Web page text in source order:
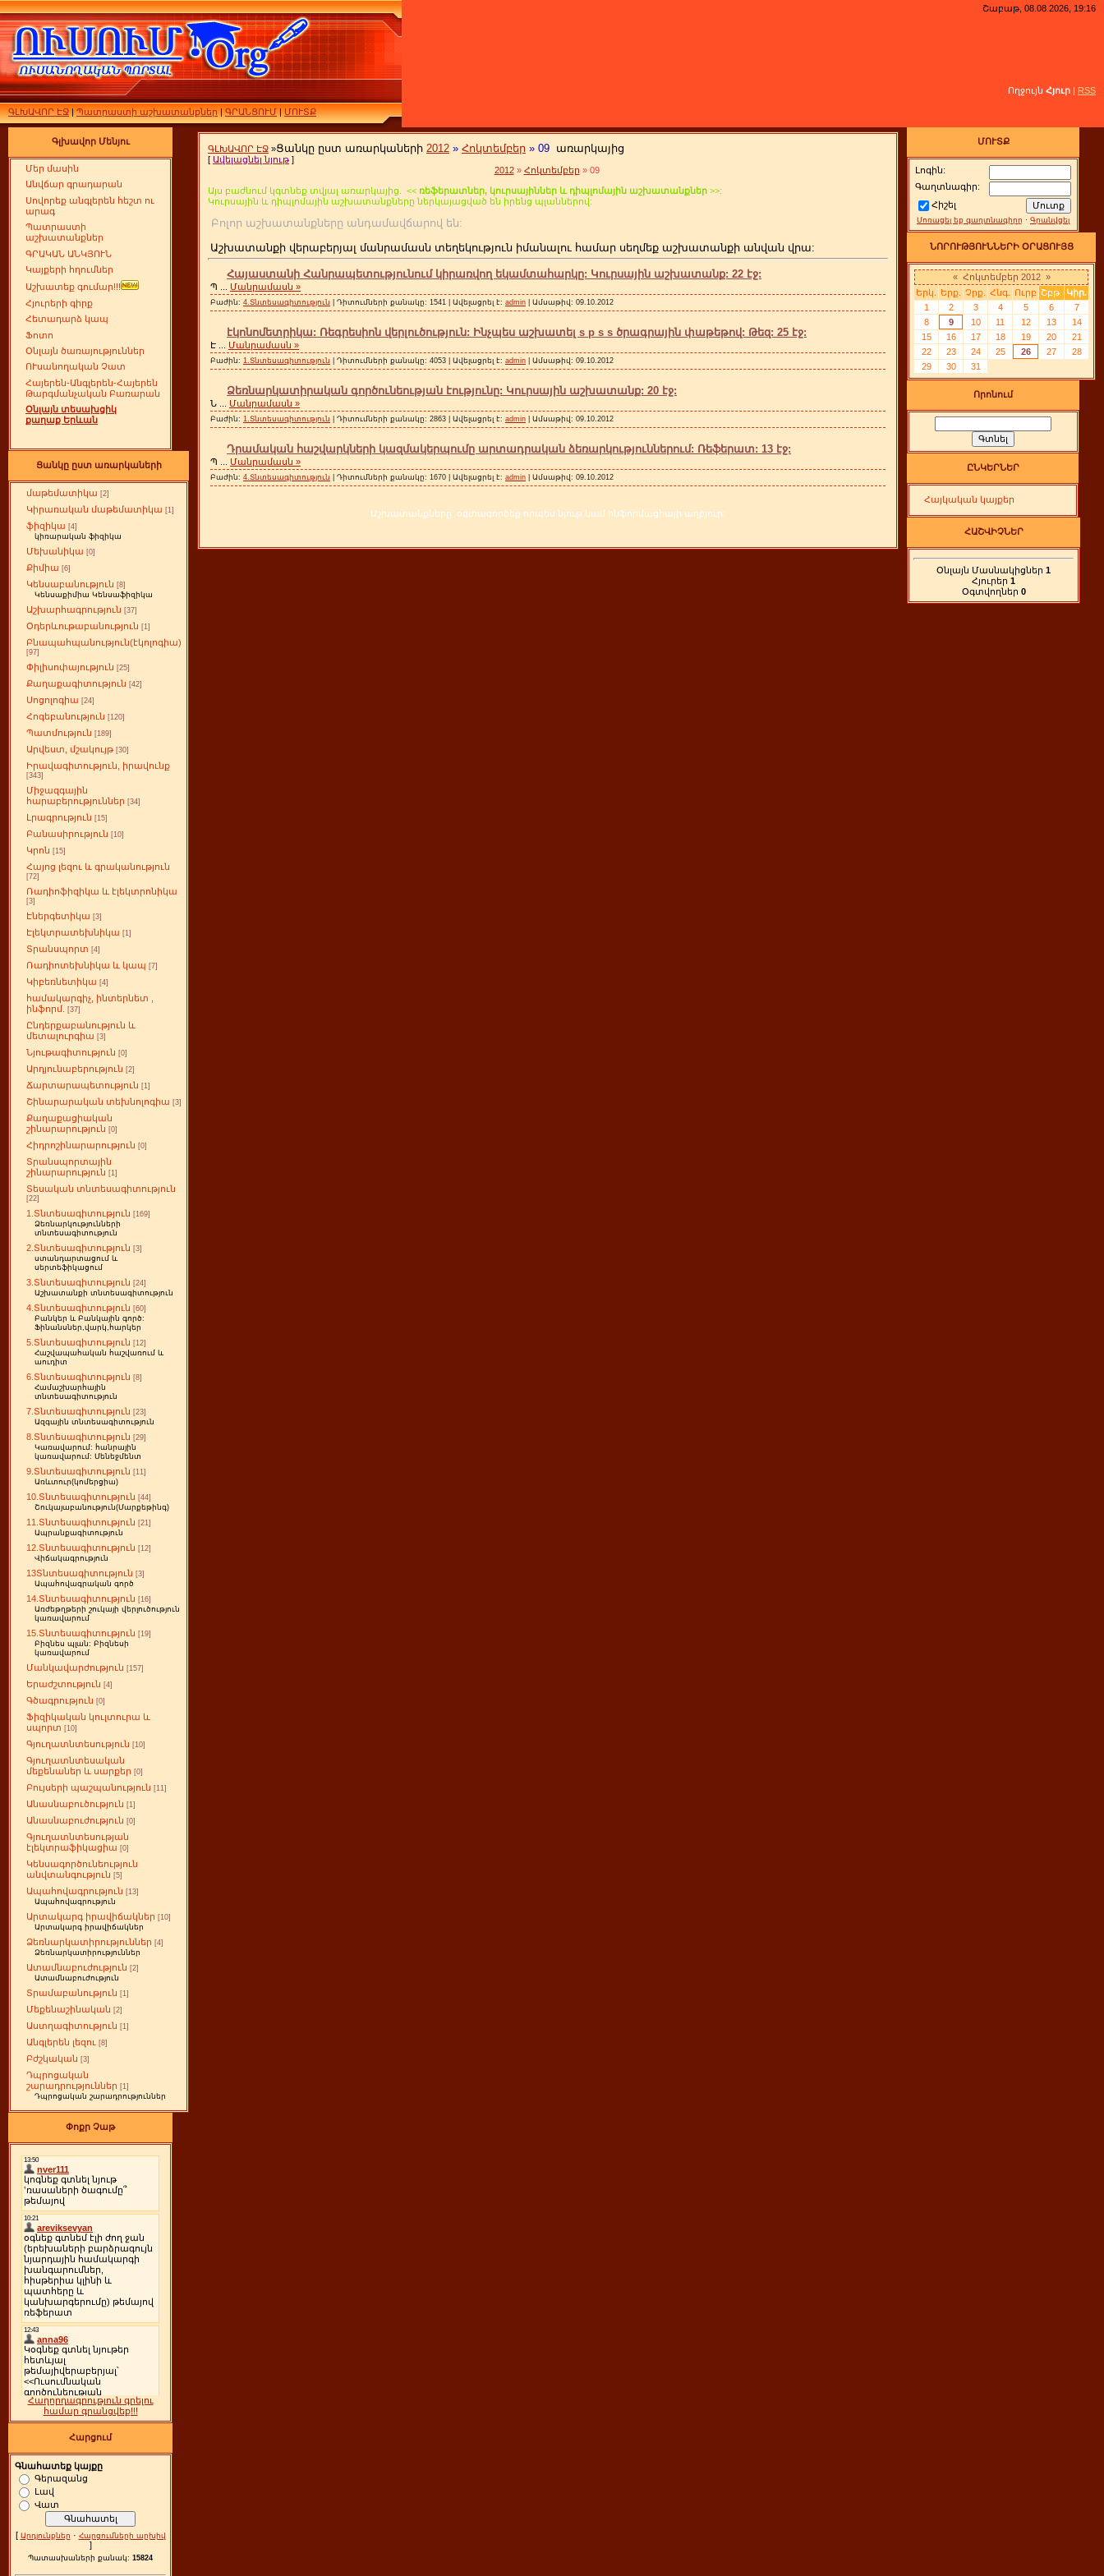
ԳԼԽԱՎՈՐ ԷՋ|Պատրաստի աշխատանքներ|ԳՐԱՆՑՈՒՄ|ՄՈՒՏՔ
Շաբաթ, 08.08.2026, 19:16
Ողջույն Հյուր | RSS
Գլխավոր Մենյու
Մեր մասին
Անվճար գրադարան
Սովորեք անգլերեն հեշտ ու
արագ
Պատրաստի
աշխատանքներ
ԳՐԱԿԱՆ ԱՆԿՅՈՒՆ
Կայքերի հղումներ
Աշխատեք գումար!!!
Հյուրերի գիրք
Հետադարձ կապ
Ֆոտո
Օնլայն ծառայություններ
ՈՒսանողական Չատ
Հայերեն-Անգլերեն-Հայերեն
Թարգմանչական Բառարան
Օնլայն տեսախցիկ
քաղաք Երևան
Ցանկը ըստ առարկաների
մաթեմատիկա [2]
Կիրառական մաթեմատիկա [1]
ֆիզիկա [4]
կիռարական ֆիզիկա
Մեխանիկա [0]
Քիմիա [6]
Կենսաբանություն [8]
Կենսաքիմիա Կենսաֆիզիկա
Աշխարհագրություն [37]
Օդերևութաբանություն [1]
Բնապահպանություն(էկոլոգիա)
[97]
Փիլիսոփայություն [25]
Քաղաքագիտություն [42]
Սոցոլոգիա [24]
Հոգեբանություն [120]
Պատմություն [189]
Արվեստ, մշակույթ [30]
Իրավագիտություն, իրավունք
[343]
Միջազգային
հարաբերություններ [34]
Լրագրություն [15]
Բանասիրություն [10]
Կրոն [15]
Հայոց լեզու և գրականություն
[72]
Ռադիոֆիզիկա և էլեկտրոնիկա
[3]
Էներգետիկա [3]
Էլեկտրատեխնիկա [1]
Տրանսպորտ [4]
Ռադիոտեխնիկա և կապ [7]
Կիբեռնետիկա [4]
համակարգիչ, ինտերնետ ,
ինֆորմ.
[37]
Ընդերքաբանություն և
մետալուրգիա [3]
Նյութագիտություն [0]
Արդյունաբերություն [2]
Ճարտարապետություն [1]
Շինարարական տեխնոլոգիա [3]
Քաղաքացիական
շինարարություն [0]
Հիդրոշինարարություն [0]
Տրանսպորտային
շինարարություն [1]
Տեսական տնտեսագիտություն
[22]
1.Տնտեսագիտություն [169]
Ձեռնարկությունների
տնտեսագիտություն
2.Տնտեսագիտություն [3]
ստանդարտացում և
սերտեֆիկացում
3.Տնտեսագիտություն [24]
Աշխատանքի տնտեսագիտություն
4.Տնտեսագիտություն [60]
Բանկեր և Բանկային գործ:
Ֆինանսներ,վարկ,հարկեր
5.Տնտեսագիտություն [12]
Հաշվապահական հաշվառում և
աուդիտ
6.Տնտեսագիտություն [8]
Համաշխարհային
տնտեսագիտություն
7.Տնտեսագիտություն [23]
Ազգային տնտեսագիտություն
8.Տնտեսագիտություն [29]
Կառավարում: հանրային
կառավարում: Մենեջմենտ
9.Տնտեսագիտություն [11]
Առևտուր(կոմերցիա)
10.Տնտեսագիտություն [44]
Շուկայաբանություն(Մարքեթինգ)
11.Տնտեսագիտություն [21]
Ապրանքագիտություն
12.Տնտեսագիտություն [12]
Վիճակագրություն
13Տնտեսագիտություն [3]
Ապահովագրական գործ
14.Տնտեսագիտություն [16]
Առժեթղթերի շուկայի վերլուծություն
կառավարում
15.Տնտեսագիտություն [19]
Բիզնես պլան: Բիզնեսի
կառավարում
Մանկավարժություն [157]
Երաժշտություն [4]
Գծագրություն [0]
Ֆիզիկական կուլտուրա և
սպորտ [10]
Գյուղատնտեսություն [10]
Գյուղատնտեսական
մեքենաներ և սարքեր [0]
Բույսերի պաշպանություն [11]
Անասնաբուծություն [1]
Անասնաբուժություն [0]
Գյուղատնտեսության
էլեկտրաֆիկացիա [0]
Կենսագործունեություն
անվտանգություն [5]
Ապահովագրություն [13]
Ապահովագրություն
Արտակարգ իրավիճակներ [10]
Արտակարգ իրավիճակներ
Ձեռնարկատիրություններ [4]
Ձեռնարկատիրություններ
Ատամնաբուժություն [2]
Ատամնաբուժություն
Տրամաբանություն [1]
Մեքենաշինական [2]
Աստղագիտություն [1]
Անգլերեն լեզու [8]
Բժշկական [3]
Դպրոցական
շարադրություններ [1]
Դպրոցական շարադրություններ
Փոքր Չաթ
Հաղորդագրություն գրելու
համար գրանցվեք!!!
Հարցում
Գնահատեք կայքը
Գերազանց
Լավ
Վատ
[ Արդյունքներ · Հարցումների արխիվ
]
Պատասխաների քանակ: 15824
ԳԼԽԱՎՈՐ ԷՋ »Ցանկը ըստ առարկաների 2012 » Հոկտեմբեր » 09 առարկայից
[ Ավելացնել նյութ]
2012 » Հոկտեմբեր » 09
Այս բաժնում կգտնեք տվյալ առարկայից. << ռեֆերատներ, կուրսայիններ և դիպլոմային աշխատանքներ >>:
Կուրսային և դիպլոմային աշխատանքները ներկայացված են իրենց պլաններով:
Բոլոր աշխատանքները անդամավճարով են:
Աշխատանքի վերաբերյալ մանրամասն տեղեկություն իմանալու համար սեղմեք աշխատանքի անվան վրա:
Հայաստանի Հանրապետությունում կիրառվող եկամտահարկը: Կուրսային աշխատանք: 22 էջ:
Պ Մանրամասն »
Բաժին: 4.Տնտեսագիտություն | Դիտումների քանակը: 1541 | Ավելացրել է: admin | Ամսաթիվ: 09.10.2012
էկոնոմետրիկա: Ռեգրեսիոն վերլուծություն: Ինչպես աշխատել s p s s ծրագրային փաթեթով: Թեզ: 25 էջ:
Է Մանրամասն »
Բաժին: 1.Տնտեսագիտություն | Դիտումների քանակը: 4053 | Ավելացրել է: admin | Ամսաթիվ: 09.10.2012
Ձեռնարկատիրական գործունեության էությունը: Կուրսային աշխատանք: 20 էջ:
Ն Մանրամասն »
Բաժին: 1.Տնտեսագիտություն | Դիտումների քանակը: 2863 | Ավելացրել է: admin | Ամսաթիվ: 09.10.2012
Դրամական հաշվարկների կազմակերպումը արտադրական ձեռարկություններում: Ռեֆերատ: 13 էջ:
Պ Մանրամասն »
Բաժին: 4.Տնտեսագիտություն | Դիտումների քանակը: 1670 | Ավելացրել է: admin | Ամսաթիվ: 09.10.2012
Աշխատանքները օգտագործեք որպես նյութ կամ ինֆորմացիայի աղբյուր:
ՄՈՒՏՔ
Լոգին:
Գաղտնագիր:
Հիշել
Մոռացել եք գաղտնագիրը · Գրանվցել
ՆՈՐՈՒԹՅՈՒՆՆԵՐԻ ՕՐԱՑՈՒՅՑ
« Հոկտեմբեր 2012 »
Երկ.
Երք. Չրք. Հնգ. Ուրբ Շբթ.
Կիր.
1
2 3 4 5 6
7
8
9 10 11 12 13
14
15
16 17 18 19 20
21
22
23 24 25 26 27
28
29
30 31
Որոնում
ԸՆԿԵՐՆԵՐ
Հայկական կայքեր
ՀԱՇՎԻՉՆԵՐ
Օնլայն Մասնակիցներ 1
Հյուրեր 1
Օգտվողներ 0